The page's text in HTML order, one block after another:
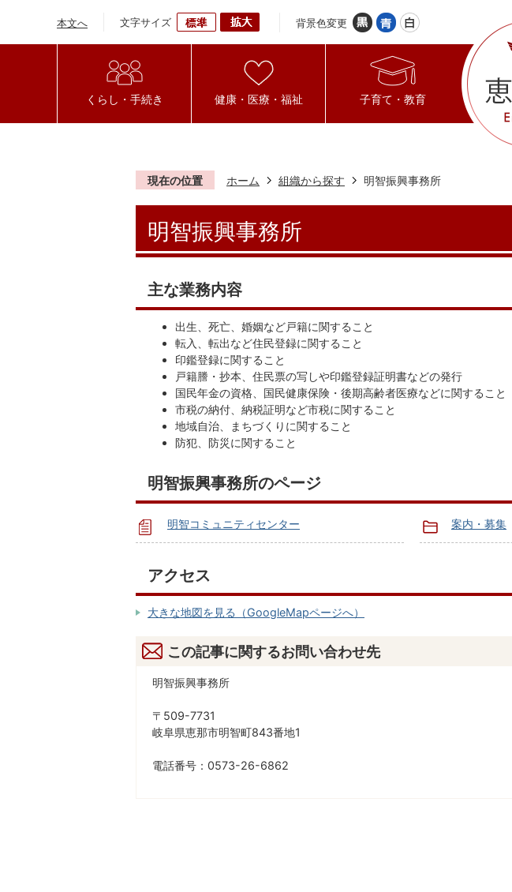
本文へ 文字サイズ 背景色変更
くらし・手続き 健康・医療・福祉 子育て・教育
現在の位置 ホーム 組織から探す 明智振興事務所
明智振興事務所
主な業務内容
出生、死亡、婚姻など戸籍に関すること
転入、転出など住民登録に関すること
印鑑登録に関すること
戸籍謄・抄本、住民票の写しや印鑑登録証明書などの発行
国民年金の資格、国民健康保険・後期高齢者医療などに関すること
市税の納付、納税証明など市税に関すること
地域自治、まちづくりに関すること
防犯、防災に関すること
明智振興事務所のページ
明智コミュニティセンター 案内・募集
アクセス
大きな地図を見る（GoogleMapページへ）
この記事に関するお問い合わせ先
明智振興事務所
〒509-7731
岐阜県恵那市明智町843番地1
電話番号：0573-26-6862